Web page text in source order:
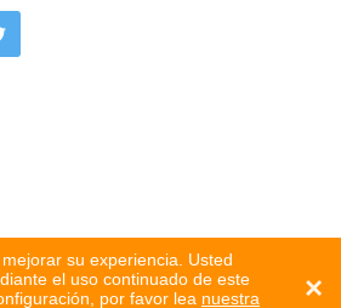
su experiencia. Usted
el uso continuado de este
por favor lea nuestra ×